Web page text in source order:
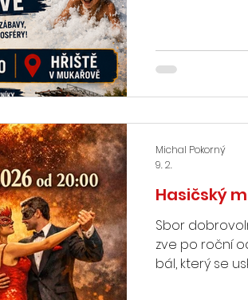
připraven
předmětů,
Hasičský
Sbor
zve po roční
bál, který se
Michal Pokorný
9. 2.